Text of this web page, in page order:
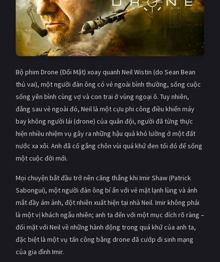
TUYỂN TẬP PHIM
BLOG
Bộ phim Drone (Đối Mặt) xoay quanh Neil Wistin (do Sean Bean
thủ vai), một người đàn ông có vẻ ngoài bình thường, sống cuộc
sống yên bình cùng vợ và con trai ở vùng ngoại ô. Tuy nhiên,
đằng sau vẻ ngoài đó, Neil là một cựu phi công điều khiển máy
bay không người lái (drone) của quân đội, người đã từng thực
hiện nhiều nhiệm vụ gây ra những hậu quả khó lường ở một đất
nước xa xôi. Anh đã cố gắng chôn vùi quá khứ đen tối đó để sống
một cuộc đời mới.
Mọi chuyện bắt đầu trở nên căng thẳng khi Imir Shaw (Patrick
Sabongui), một người đàn ông bí ẩn với vẻ mặt lạnh lùng và ánh
mắt đầy ám ảnh, đột nhiên xuất hiện tại nhà Neil. Imir không phải
là một vị khách ngẫu nhiên; anh ta đến với một mục đích rõ ràng –
đối mặt với Neil về những hành động trong quá khứ của anh ta,
đặc biệt là một vụ tấn công bằng drone đã cướp đi sinh mạng
của gia đình Imir.